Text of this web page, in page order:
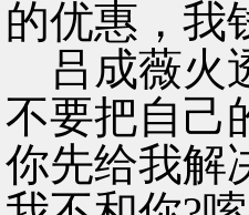
的优惠，
吕成薇火
不要把自己
你先给我解